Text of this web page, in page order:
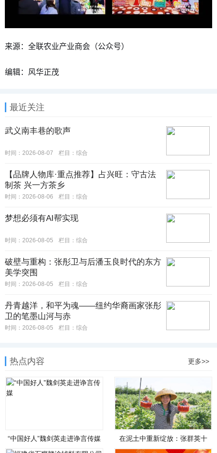
来源：全联农业产业商会（公众号）
编辑：风华正茂
最近关注
武义南丰巷的歌声
时间：2026-08-07 栏目： 综合
【品牌人物库·重点推荐】占兴旺：守古法
制茶 兴一方茶乡
时间：2026-08-06 栏目： 综合
梦想必须有AI帮实现
时间：2026-08-05 栏目： 综合
破壁与重构：张彤卫与后潘玉良时代的东方
美学突围
时间：2026-08-05 栏目： 综合
丹青越洋，和平为魂——纽约华裔画家张彤
卫的笔墨山河与赤
时间：2026-08-05 栏目： 综合
热点内容 更多>>
“中国好人”魏剑英走进诤言传媒
在泥土中重新绽放：张群英十